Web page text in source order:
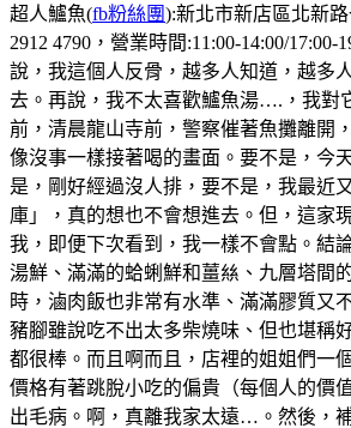
超人鱸魚(fb粉絲團):新北市新店區北新
2912 4790，營業時間:11:00-14:00/17:00-
說，我這個人反骨，越多人知道，越多
去。再說，我不太喜歡鱸魚湯….，我對
前，清晨龍山寺前，警察催著魚攤離開
像沒事一樣接著喝的畫面。要不是，今
是，剛好經過沒人排，要不是，我最近
庫」，真的想也不會想進去。但，這家
我，即便下次看到，我一樣不會點。結
湯鮮、滿滿的蛤蜊鮮和薑𢇃、九層塔間
時，滷肉飯也非常有水準、滿滿膠質又
豬腳雖說吃不出太多柴燒味、但也堪稱
都很棒。而且啊而且，店裡的姐姐們一
價格有著跳脫小吃的偏貴（每個人的價
出毛病。啊，真離我家太遠…。然後，